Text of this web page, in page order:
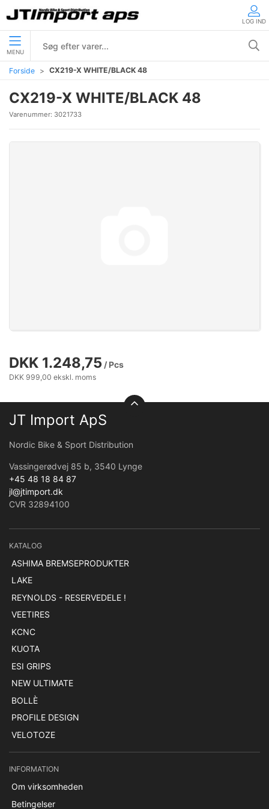
LOG IND
MENU
Forside CX219-X WHITE/BLACK 48
CX219-X WHITE/BLACK 48
Varenummer: 3021733
DKK 1.248,75 / Pcs
DKK 999,00 ekskl. moms
JT Import ApS
Nordic Bike & Sport Distribution
Vassingerødvej 85 b, 3540 Lynge
+45 48 18 84 87
jl@jtimport.dk
CVR 32894100
KATALOG
ASHIMA BREMSEPRODUKTER
LAKE
REYNOLDS - RESERVEDELE !
VEETIRES
KCNC
KUOTA
ESI GRIPS
NEW ULTIMATE
BOLLÈ
PROFILE DESIGN
VELOTOZE
INFORMATION
Om virksomheden
Betingelser